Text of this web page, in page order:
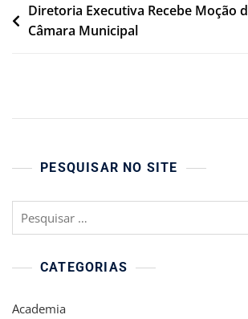
Navegação
de
Diretoria Executiva Recebe Moção
Câmara Municipal
PESQUISAR NO SITE
CATEGORIAS
Academia